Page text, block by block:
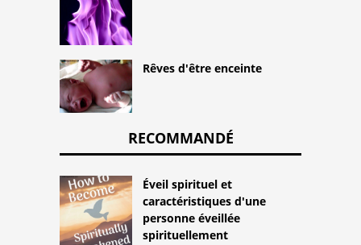
Rêves d'être enceinte
RECOMMANDÉ
Éveil spirituel et
caractéristiques d'une
personne éveillée
spirituellement